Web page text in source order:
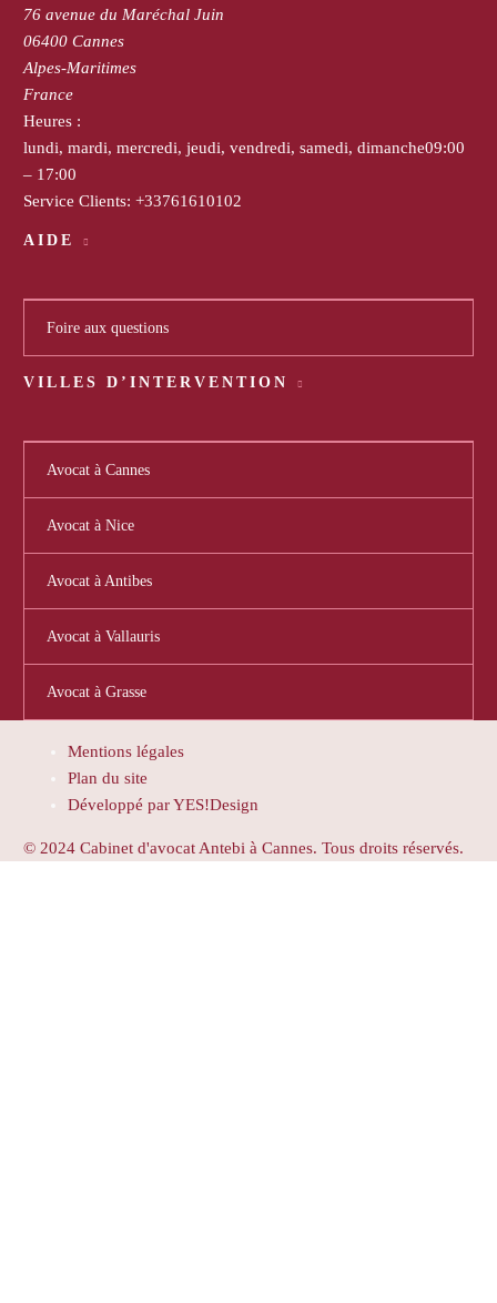
76 avenue du Maréchal Juin
06400 Cannes
Alpes-Maritimes
France
Heures :
lundi, mardi, mercredi, jeudi, vendredi, samedi, dimanche09:00
– 17:00
Service Clients: +33761610102
AIDE
Foire aux questions
VILLES D’INTERVENTION
Avocat à Cannes
Avocat à Nice
Avocat à Antibes
Avocat à Vallauris
Avocat à Grasse
Mentions légales
Plan du site
Développé par YES!Design
© 2024 Cabinet d'avocat Antebi à Cannes. Tous droits réservés.